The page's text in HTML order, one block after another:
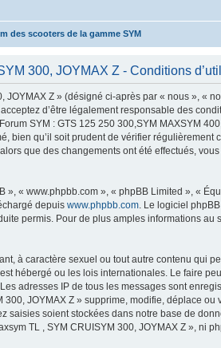
des scooters de la gamme SYM
300, JOYMAX Z - Conditions
Z » (désigné ci-après par « nous », «
d’être légalement responsable des
SYM : GTS 125 250 300,SYM MAXSYM
qu’il soit prudent de vérifier régulièrement
que des changements ont été effectués,
« www.phpbb.com », « phpBB Limited », «
depuis www.phpbb.com. Le logiciel
permis. Pour de plus amples informations au
à caractère sexuel ou tout autre contenu qui
hébergé ou les lois internationales. Le faire
adresses IP de tous les messages sont
JOYMAX Z » supprime, modifie, déplace
soient stockées dans notre base de
TL , SYM CRUISYM 300, JOYMAX Z », ni